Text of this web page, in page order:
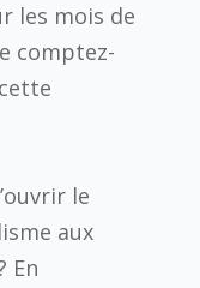
les mois de
comptez-
le
aux
En